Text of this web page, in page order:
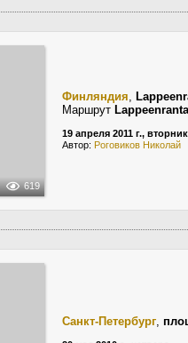
619
Финляндия,
Маршрут
19 апреля 2011 г., вторник
Автор: Роговиков Николай
Санкт-Петербург,